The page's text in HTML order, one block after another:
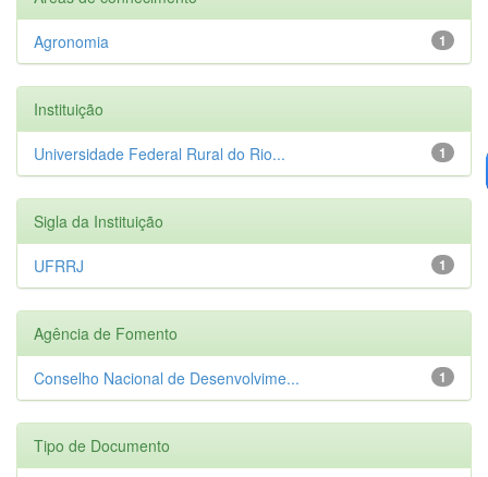
1
Agronomia
Instituição
1
Universidade Federal Rural do Rio...
Sigla da Instituição
1
UFRRJ
Agência de Fomento
1
Conselho Nacional de Desenvolvime...
Tipo de Documento